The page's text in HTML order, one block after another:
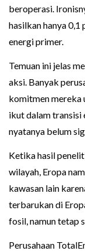
beroperasi.
hasilkan hanya
energi primer.
Temuan ini jelas
aksi. Banyak
komitmen mereka
ikut dalam transisi
nyatanya belum
Ketika hasil
wilayah, Eropa
kawasan lain
terbarukan di
fosil, namun tetap
Perusahaan